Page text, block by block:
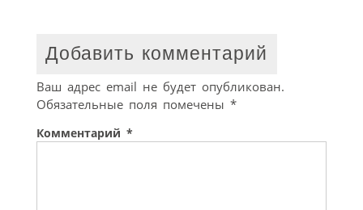
Добавить комментарий
Ваш адрес email не будет опубликован.
Обязательные поля помечены *
Комментарий *